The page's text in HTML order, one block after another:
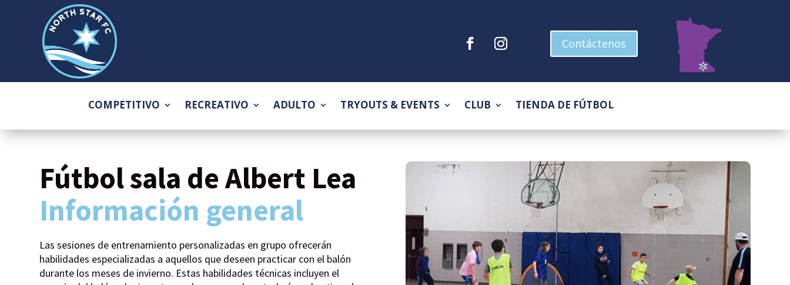
Contáctenos
COMPETITIVO RECREATIVO ADULTO TRYOUTS & EVENTS CLUB TIENDA DE FÚTBOL
Fútbol sala de Albert Lea
Información general
Las sesiones de entrenamiento personalizadas en grupo ofrecerán
habilidades especializadas a aquellos que deseen practicar con el balón
durante los meses de invierno. Estas habilidades técnicas incluyen el